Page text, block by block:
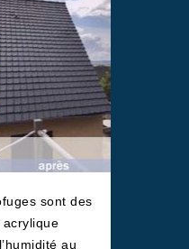
sont des
au